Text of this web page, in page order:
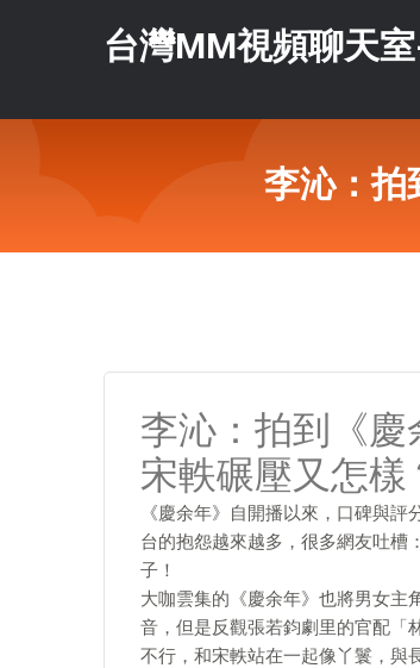
台灣MM視頻聊天
李沁：拍
李沁：拍到《慶
宋軼碾壓又怎樣
《慶余年》自開播以來，口碑與
台的抱怨越來越多，很多網友吐槽
子！
大咖雲集的《慶余年》也將男女主
音，但是反觀張若鈞劇里的官配「
不行，和宋軼站在一起像丫鬟，與